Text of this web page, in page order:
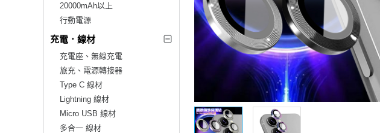
20000mAh以上
行動電源
充電．線材
充電座、無線充電
旅充、電源轉接器
Type C 線材
Lightning 線材
Micro USB 線材
多合一 線材